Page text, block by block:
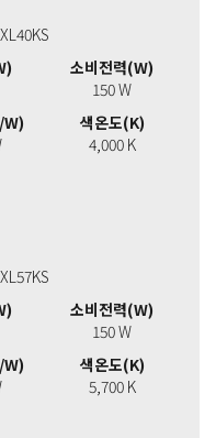
소비전력(W)
150 W
색온도(K)
4,000 K
소비전력(W)
150 W
색온도(K)
5,700 K